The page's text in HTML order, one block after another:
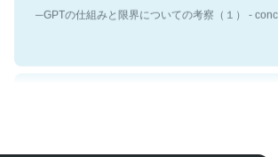
─GPTの仕組みと限界についての考察（１） -